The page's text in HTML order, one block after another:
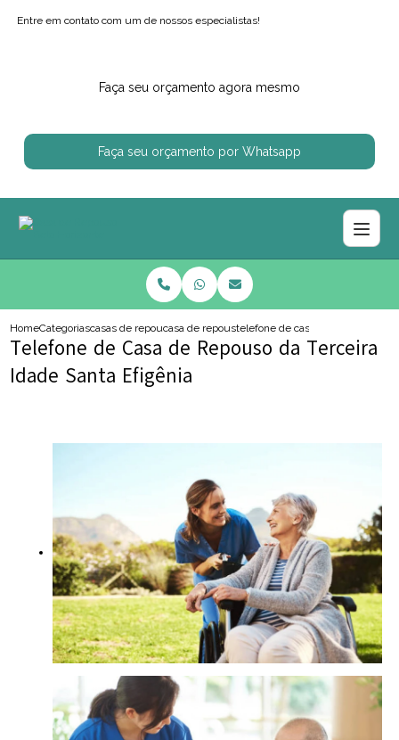
Entre em contato com um de nossos especialistas!
Faça seu orçamento agora mesmo
Faça seu orçamento por Whatsapp
HomeCategoriascasas de repousocasa de repousotelefone de casa de repouso da
Telefone de Casa de Repouso da Terceira
Idade Santa Efigênia